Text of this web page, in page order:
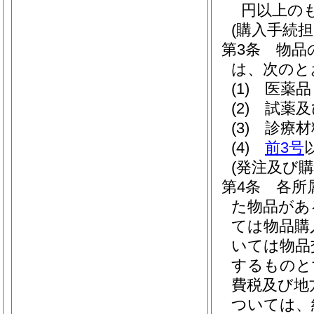
円以上の
(購入手続
第3条
物品
は、次の
(1)
医薬
(2)
試薬
(3)
診療
(4)
前3号
(発注及び
第4条
各所
た物品が
ては物品購
いては物
するもの
費税及び
ついては